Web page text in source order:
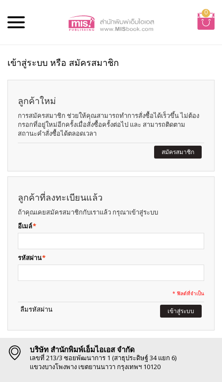
0
เข้าสู่ระบบ หรือ สมัครสมาชิก
ลูกค้าใหม่
การสมัครสมาชิก ช่วยให้คุณสามารถทำการสั่งซื้อได้เร็วขึ้น ไม่ต้อง
กรอกที่อยู่ใหม่อีกครั้งเมื่อสั่งซื้อครั้งต่อไป และ สามารถติดตาม
สถานะคำสั่งซื้อได้ตลอดเวลา
สมัครสมาชิก
ลูกค้าที่ลงทะเบียนแล้ว
ถ้าคุณเคยสมัครสมาชิกกับเราแล้ว กรุณาเข้าสู่ระบบ
*
อีเมล์
*
รหัสผ่าน
* ฟิลด์ที่จำเป็น
ลืมรหัสผ่าน เข้าสู่ระบบ
บริษัท สำนักพิมพ์เอ็มไอเอส จำกัด
เลขที่ 213/3 ซอยพัฒนาการ 1 (สาธุประดิษฐ์ 34 แยก 6)
แขวงบางโพงพาง เขตยานนาวา กรุงเทพฯ 10120